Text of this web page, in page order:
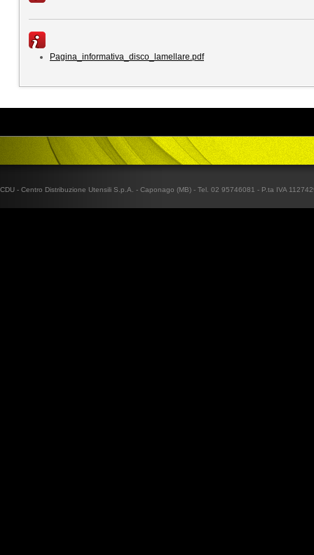
Pagina_informativa_disco_lamellare.pdf
CDU - Centro Distribuzione Utensili S.p.A. - Caponago (MB) - Tel. 02 95746081 - P.ta IVA